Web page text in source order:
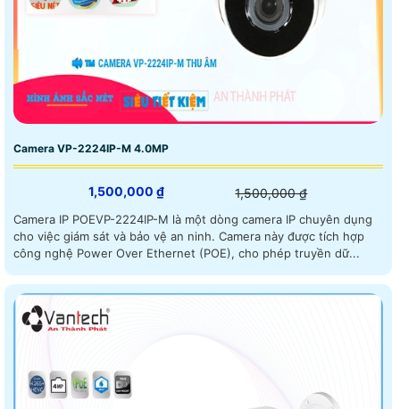
Camera VP-2224IP-M 4.0MP
1,500,000 ₫ 1,500,000 ₫
Camera IP POEVP-2224IP-M là một dòng camera IP chuyên dụng
cho việc giám sát và bảo vệ an ninh. Camera này được tích hợp
công nghệ Power Over Ethernet (POE), cho phép truyền dữ...